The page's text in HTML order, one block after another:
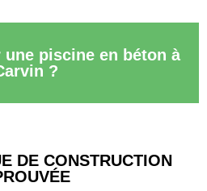
piscine en béton à
?
DE CONSTRUCTION